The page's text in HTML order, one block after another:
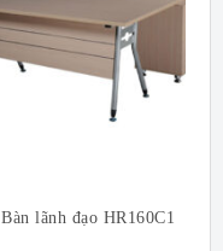
Bàn lãnh đạo HR160C1